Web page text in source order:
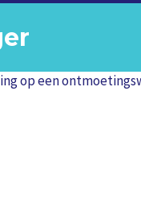
op een